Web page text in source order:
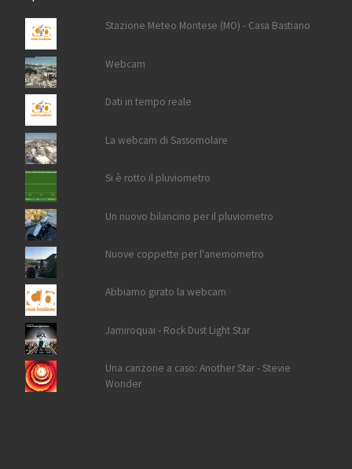
Stazione Meteo Montese (MO) - Casa Bastiano
Webcam
Dati in tempo reale
La webcam di Sassomolare
Si è rotto il pluviometro
Un nuovo bilancino per il pluviometro
Nuove coppette per l'anemometro
Abbiamo girato la webcam
Jamiroquai - Rock Dust Light Star
Una canzone a caso: Another Star - Stevie
Wonder